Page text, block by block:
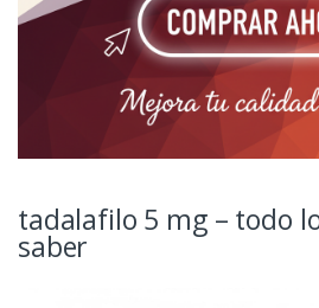
tadalafilo 5 mg – todo
saber